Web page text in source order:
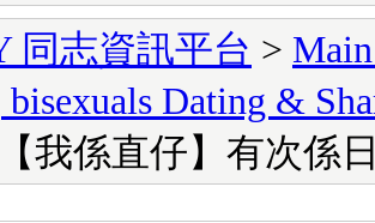
同志資訊平台 >
bisexuals Dating &
我係直仔】有次係